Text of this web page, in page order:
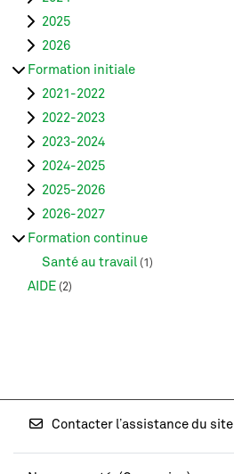
2025
2026
Formation initiale
2021-2022
2022-2023
2023-2024
2024-2025
2025-2026
2026-2027
Formation continue
Santé au travail (1)
AIDE (2)
Contacter l’assistance du site